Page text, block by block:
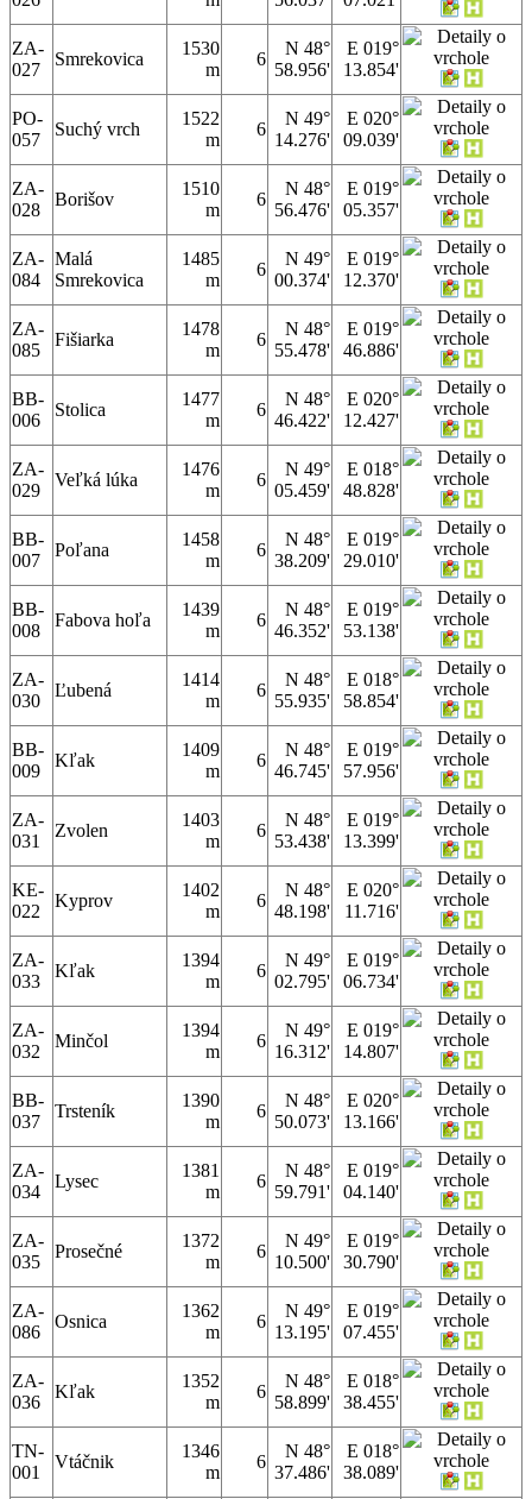
ZA-
027
Smrekovica
1530
m
6
N 48°
58.956'
E 019°
13.854'
PO-
057
Suchý vrch
1522
m
6
N 49°
14.276'
E 020°
09.039'
ZA-
028
Borišov
1510
m
6
N 48°
56.476'
E 019°
05.357'
ZA-
084
Malá
Smrekovica
1485
m
6
N 49°
00.374'
E 019°
12.370'
ZA-
085
Fišiarka
1478
m
6
N 48°
55.478'
E 019°
46.886'
BB-
006
Stolica
1477
m
6
N 48°
46.422'
E 020°
12.427'
ZA-
029
Veľká lúka
1476
m
6
N 49°
05.459'
E 018°
48.828'
BB-
007
Poľana
1458
m
6
N 48°
38.209'
E 019°
29.010'
BB-
008
Fabova hoľa
1439
m
6
N 48°
46.352'
E 019°
53.138'
ZA-
030
Ľubená
1414
m
6
N 48°
55.935'
E 018°
58.854'
BB-
009
Kľak
1409
m
6
N 48°
46.745'
E 019°
57.956'
ZA-
031
Zvolen
1403
m
6
N 48°
53.438'
E 019°
13.399'
KE-
022
Kyprov
1402
m
6
N 48°
48.198'
E 020°
11.716'
ZA-
033
Kľak
1394
m
6
N 49°
02.795'
E 019°
06.734'
ZA-
032
Minčol
1394
m
6
N 49°
16.312'
E 019°
14.807'
BB-
037
Trsteník
1390
m
6
N 48°
50.073'
E 020°
13.166'
ZA-
034
Lysec
1381
m
6
N 48°
59.791'
E 019°
04.140'
ZA-
035
Prosečné
1372
m
6
N 49°
10.500'
E 019°
30.790'
ZA-
086
Osnica
1362
m
6
N 49°
13.195'
E 019°
07.455'
ZA-
036
Kľak
1352
m
6
N 48°
58.899'
E 018°
38.455'
TN-
001
Vtáčnik
1346
m
6
N 48°
37.486'
E 018°
38.089'